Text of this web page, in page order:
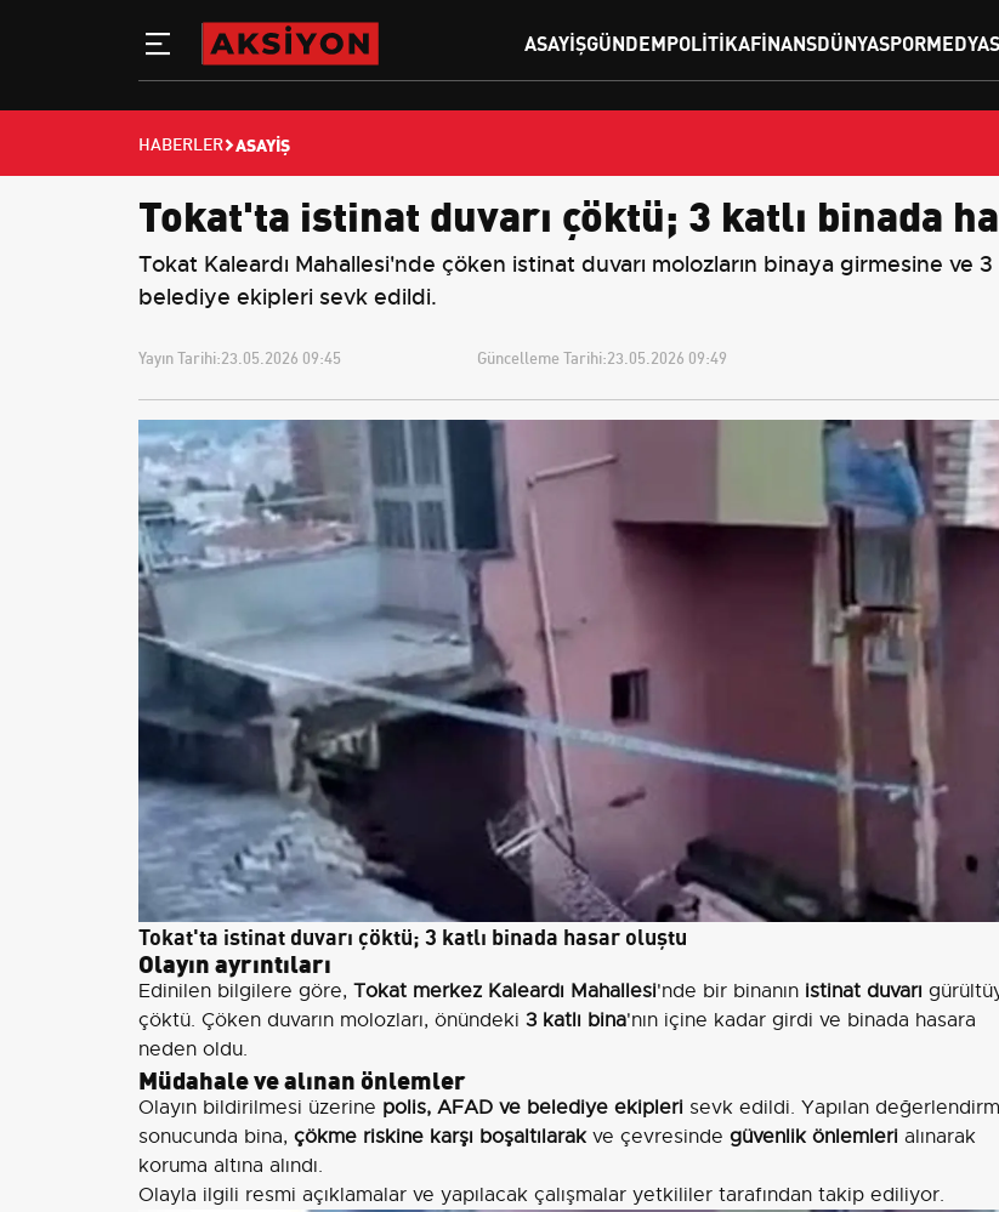
ASAYIŞGÜNDEMPOLITIKAFINANSDÜNYASPORMEDYA
HABERLER ASAYIŞ
Tokat'ta istinat duvarı çöktü; 3 katlı binada
Tokat Kaleardı Mahallesi'nde çöken istinat duvarı molozların binaya girmesine ve
belediye ekipleri sevk edildi.
Yayın Tarihi:23.05.2026 09:45 Güncelleme Tarihi:23.05.2026 09:49
Tokat'ta istinat duvarı çöktü; 3 katlı binada hasar oluştu
Olayın ayrıntıları
Edinilen bilgilere göre, Tokat merkez Kaleardı Mahallesi'nde bir binanın istinat duvarı
çöktü. Çöken duvarın molozları, önündeki 3 katlı bina'nın içine kadar girdi ve binada hasara
neden oldu.
Müdahale ve alınan önlemler
Olayın bildirilmesi üzerine polis, AFAD ve belediye ekipleri sevk edildi. Yapılan
sonucunda bina, çökme riskine karşı boşaltılarakve çevresinde güvenlik önlemleri alınarak
koruma altına alındı.
Olayla ilgili resmi açıklamalar ve yapılacak çalışmalar yetkililer tarafından takip ediliyor.